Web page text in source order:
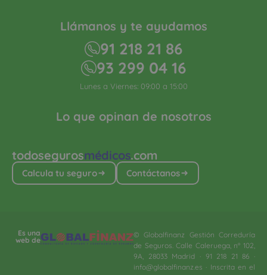
todosegurosmédicos.com
Calcula tu seguro Contáctanos
Lo que opinan de nosotros
Llámanos y te ayudamos
91 218 21 86
93 299 04 16
Lunes a Viernes: 09:00 a 15:00
Es una
web de
© Globalfinanz Gestión Correduría
de Seguros. Calle Caleruega, nº 102,
9A, 28033 Madrid · 91 218 21 86 ·
info@globalfinanz.es · Inscrita en el